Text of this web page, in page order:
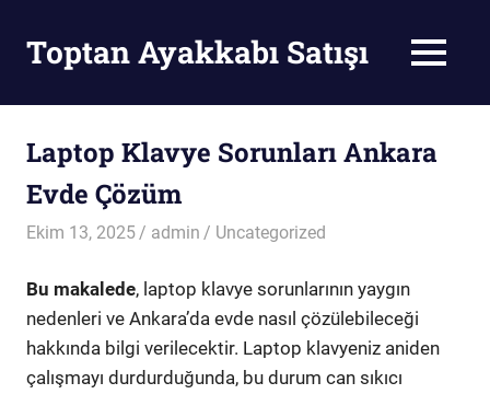
contentToptan Ayakkabı Satışı MENU
Laptop Klavye Sorunları Ankara
Evde Çözüm
Ekim 13, 2025 admin Uncategorized
Bu makalede, laptop klavye sorunlarının yaygın
nedenleri ve Ankara’da evde nasıl çözülebileceği
hakkında bilgi verilecektir. Laptop klavyeniz aniden
çalışmayı durdurduğunda, bu durum can sıkıcı